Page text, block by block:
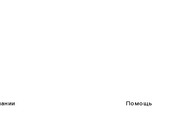
Помощь